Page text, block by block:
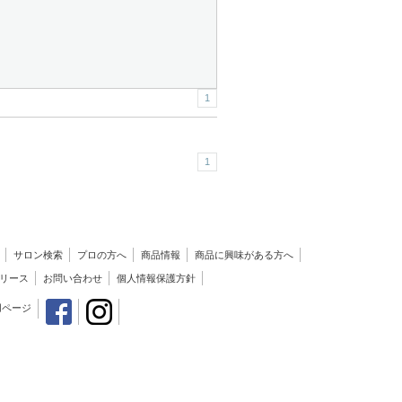
1
1
サロン検索 プロの方へ 商品情報 商品に興味がある方へ
ース お問い合わせ 個人情報保護方針
ージ